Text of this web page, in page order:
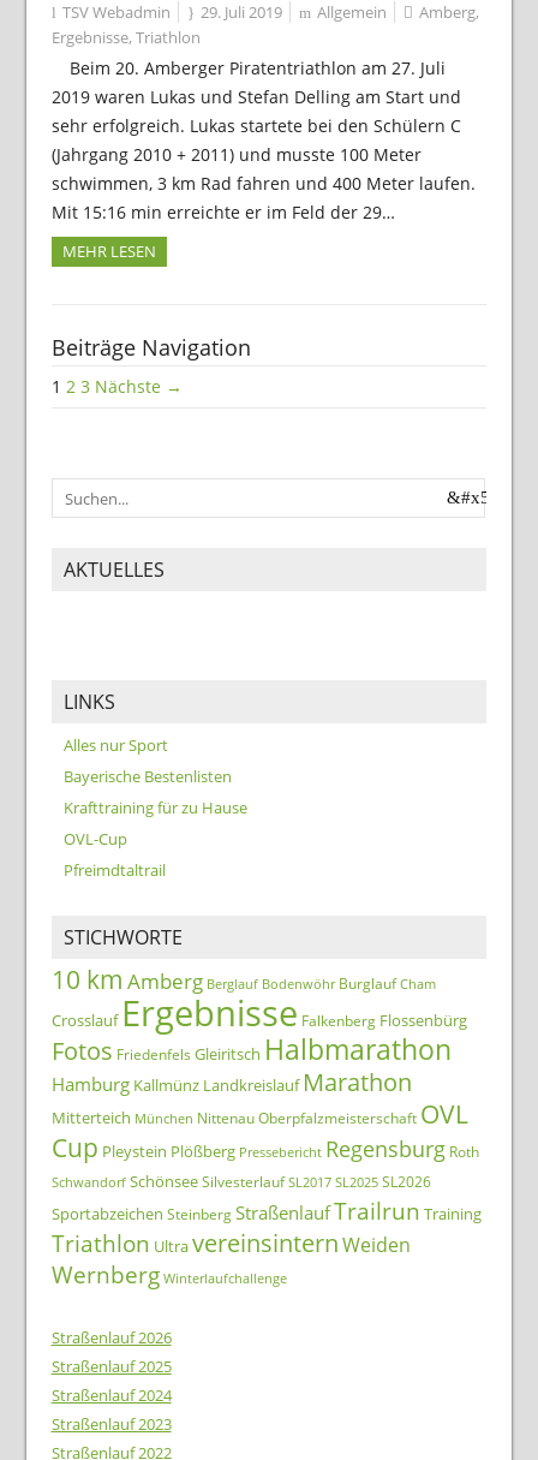
TSV Webadmin 29. Juli 2019 Allgemein Amberg,
Ergebnisse, Triathlon
Beim 20. Amberger Piratentriathlon am 27. Juli
2019 waren Lukas und Stefan Delling am Start und
sehr erfolgreich. Lukas startete bei den Schülern C
(Jahrgang 2010 + 2011) und musste 100 Meter
schwimmen, 3 km Rad fahren und 400 Meter laufen.
Mit 15:16 min erreichte er im Feld der 29…
MEHR LESEN
Beiträge Navigation
1 2 3 Nächste →
AKTUELLES
LINKS
Alles nur Sport
Bayerische Bestenlisten
Krafttraining für zu Hause
OVL-Cup
Pfreimdtaltrail
STICHWORTE
10 km Amberg Berglauf Bodenwöhr Burglauf Cham
Crosslauf Ergebnisse Falkenberg Flossenbürg
Fotos Friedenfels Gleiritsch Halbmarathon
Hamburg Kallmünz Landkreislauf Marathon
Mitterteich München Nittenau Oberpfalzmeisterschaft OVL
Cup Pleystein Plößberg Pressebericht Regensburg Roth
Schwandorf Schönsee Silvesterlauf SL2017 SL2025 SL2026
Sportabzeichen Steinberg StraßenlaufTrailrun Training
Triathlon UltravereinsinternWeiden
Wernberg Winterlaufchallenge
Straßenlauf 2026
Straßenlauf 2025
Straßenlauf 2024
Straßenlauf 2023
Straßenlauf 2022